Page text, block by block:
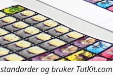
og bruker